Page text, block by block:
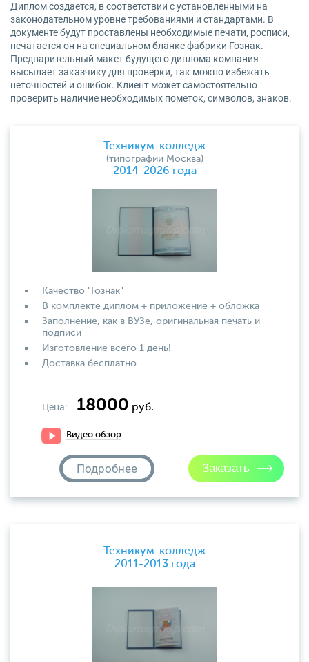
Диплом создается, в соответствии с установленными на
законодательном уровне требованиями и стандартами. В
документе будут проставлены необходимые печати, росписи,
печатается он на специальном бланке фабрики Гознак.
Предварительный макет будущего диплома компания
высылает заказчику для проверки, так можно избежать
неточностей и ошибок. Клиент может самостоятельно
проверить наличие необходимых пометок, символов, знаков.
Техникум-колледж
(типографии Москва)
2014-2026 года
Качество "Гознак"
В комплекте диплом + приложение + обложка
Заполнение, как в ВУЗе, оригинальная печать и
подписи
Изготовление всего 1 день!
Доставка бесплатно
Цена: 18000 руб.
Видео обзор
Подробнее
Техникум-колледж
2011-2013 года